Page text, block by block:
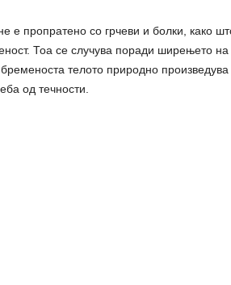
е пропратено со грчеви и болки, како
Тоа се случува поради ширењето на
телото природно произведува
од течности.